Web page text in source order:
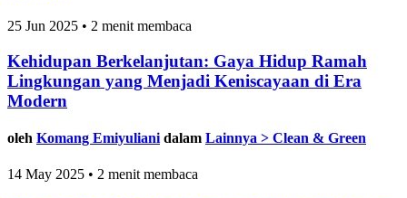
25 Jun 2025 • 2 menit membaca
Kehidupan Berkelanjutan: Gaya Hidup Ramah
Lingkungan yang Menjadi Keniscayaan di Era
Modern
oleh Komang Emiyuliani dalam Lainnya > Clean & Green
14 May 2025 • 2 menit membaca